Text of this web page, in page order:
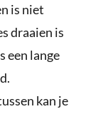
is niet
draaien is
een lange
kan je